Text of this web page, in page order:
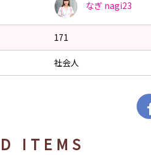
なぎ nagi23
171
社会人
ITEMS